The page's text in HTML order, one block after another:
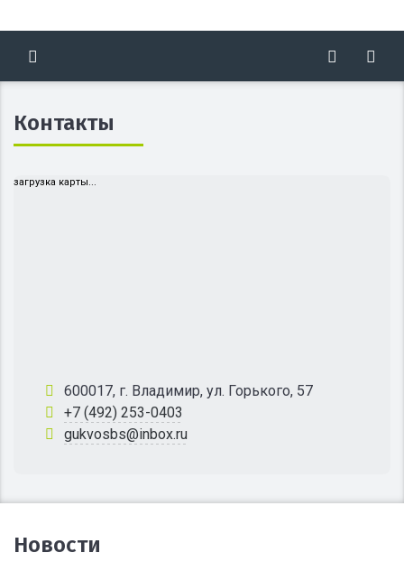
Контакты
загрузка карты...
600017, г. Владимир, ул. Горького, 57
+7 (492) 253-0403
gukvosbs@inbox.ru
Новости